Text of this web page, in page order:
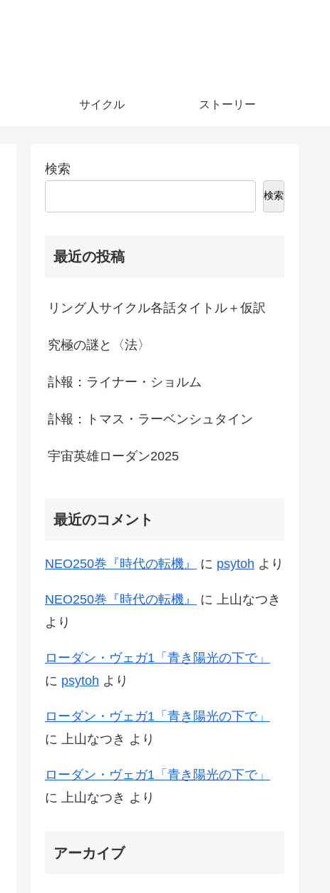
サイクル ストーリー
検索
検索
最近の投稿
リング人サイクル各話タイトル＋仮訳
究極の謎と〈法〉
訃報：ライナー・ショルム
訃報：トマス・ラーベンシュタイン
宇宙英雄ローダン2025
最近のコメント
NEO250巻『時代の転機』 に psytoh より
NEO250巻『時代の転機』 に
上山なつき
より
ローダン・ヴェガ1「青き陽光の下で」
に psytoh より
ローダン・ヴェガ1「青き陽光の下で」
に
上山なつき より
ローダン・ヴェガ1「青き陽光の下で」
に
上山なつき より
アーカイブ